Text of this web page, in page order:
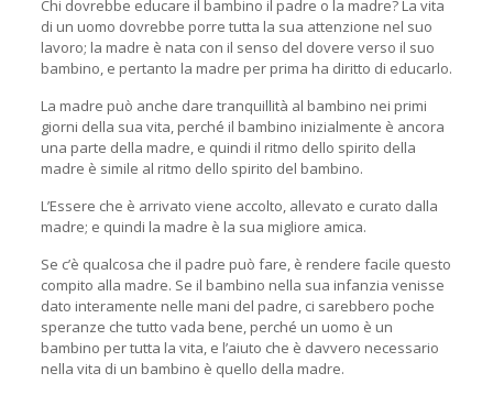
Chi dovrebbe educare il bambino il padre o la madre? La vita
di un uomo dovrebbe porre tutta la sua attenzione nel suo
lavoro; la madre è nata con il senso del dovere verso il suo
bambino, e pertanto la madre per prima ha diritto di educarlo.
La madre può anche dare tranquillità al bambino nei primi
giorni della sua vita, perché il bambino inizialmente è ancora
una parte della madre, e quindi il ritmo dello spirito della
madre è simile al ritmo dello spirito del bambino.
L’Essere che è arrivato viene accolto, allevato e curato dalla
madre; e quindi la madre è la sua migliore amica.
Se c’è qualcosa che il padre può fare, è rendere facile questo
compito alla madre. Se il bambino nella sua infanzia venisse
dato interamente nelle mani del padre, ci sarebbero poche
speranze che tutto vada bene, perché un uomo è un
bambino per tutta la vita, e l’aiuto che è davvero necessario
nella vita di un bambino è quello della madre.